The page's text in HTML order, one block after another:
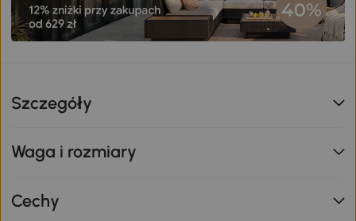
Szczegóły
Waga i rozmiary
Cechy